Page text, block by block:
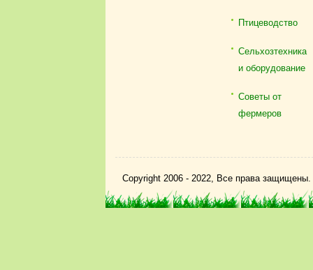
Птицеводство
Сельхозтехника
и оборудование
Советы от
фермеров
Copyright 2006 - 2022, Все права защищены.